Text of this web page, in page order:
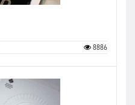
8886